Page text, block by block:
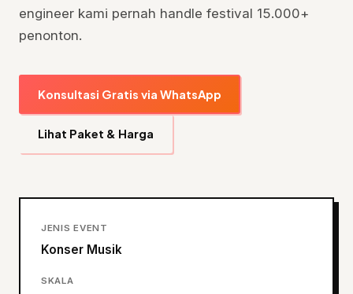
engineer kami pernah handle festival 15.000+
penonton.
Konsultasi Gratis via WhatsApp
Lihat Paket & Harga
JENIS EVENT
Konser Musik
SKALA